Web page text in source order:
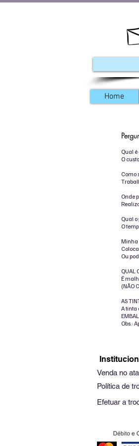
Home
Qual é
O
Como
Onde
Qual o
O
Minha
Ou
QUAL
É
(NÃO
AS
A tinta
Obs.:
Venda no
Política de
Efetuar a